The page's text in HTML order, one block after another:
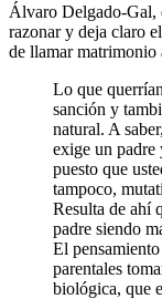
Álvaro Delgado-Gal,
razonar y deja claro
de llamar matrimonio
Lo que
sanción y
natural. A
exige un padre
puesto que
tampoco,
Resulta de ahí
padre siendo
El
parentales
biológica, que